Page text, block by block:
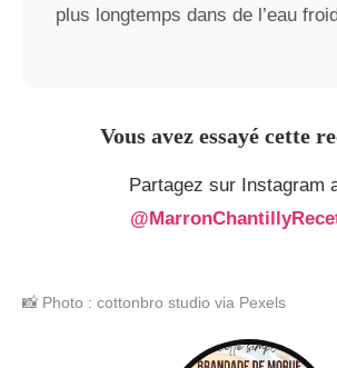
plus longtemps dans de l’eau
Vous avez essayé cette
Partagez sur Instagram
📸 Photo : cottonbro studio via Pexels